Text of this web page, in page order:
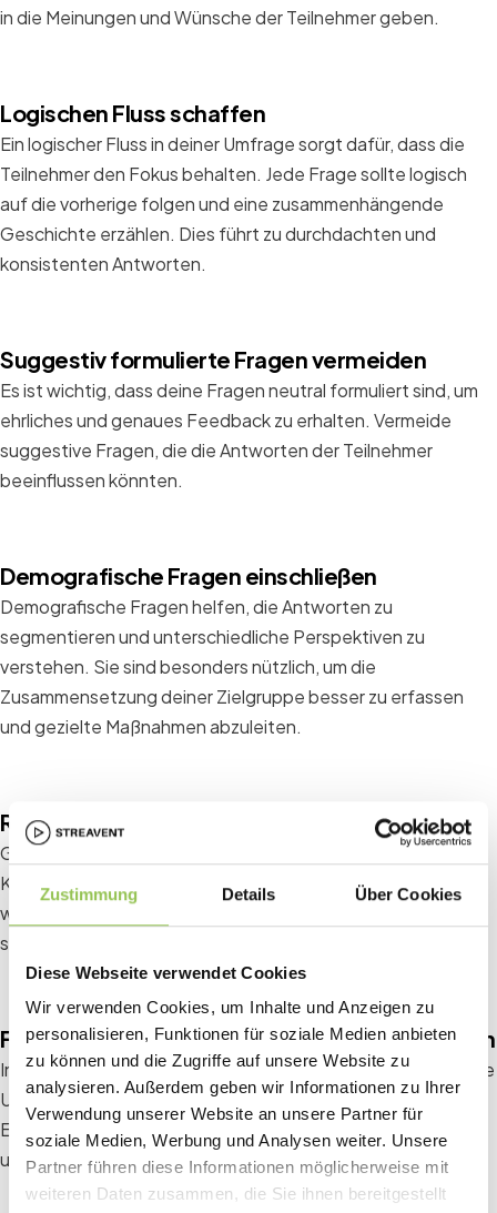
Zustimmung Details Über Cookies
Diese Webseite verwendet Cookies
Wir verwenden Cookies, um Inhalte und Anzeigen zu
personalisieren, Funktionen für soziale Medien anbieten
zu können und die Zugriffe auf unsere Website zu
analysieren. Außerdem geben wir Informationen zu Ihrer
Verwendung unserer Website an unsere Partner für
soziale Medien, Werbung und Analysen weiter. Unsere
Partner führen diese Informationen möglicherweise mit
weiteren Daten zusammen, die Sie ihnen bereitgestellt
in die Meinungen und Wünsche der Teilnehmer geben.
Logischen Fluss schaffen
Ein logischer Fluss in deiner Umfrage sorgt dafür, dass die
Teilnehmer den Fokus behalten. Jede Frage sollte logisch
auf die vorherige folgen und eine zusammenhängende
Geschichte erzählen. Dies führt zu durchdachten und
konsistenten Antworten.
Suggestiv formulierte Fragen vermeiden
Es ist wichtig, dass deine Fragen neutral formuliert sind, um
ehrliches und genaues Feedback zu erhalten. Vermeide
suggestive Fragen, die die Antworten der Teilnehmer
beeinflussen könnten.
Demografische Fragen einschließen
Demografische Fragen helfen, die Antworten zu
segmentieren und unterschiedliche Perspektiven zu
verstehen. Sie sind besonders nützlich, um die
Zusammensetzung deiner Zielgruppe besser zu erfassen
und gezielte Maßnahmen abzuleiten.
Raum für zusätzliche Kommentare lassen
Gib den Teilnehmern die Möglichkeit, zusätzliche
Kommentare abzugeben. Diese offenen Antworten können
wertvolle Ideen und Einblicke liefern, die über die
standardisierten Fragen hinausgehen.
Für Antworten auf mobilen Geräten optimieren
In der heutigen mobilen Welt ist es entscheidend, dass deine
Umfrage auf Smartphones und Tablets gut zugänglich ist.
Ein responsives Design maximiert die Anzahl der Antworten
und stellt sicher, dass die Umfrage benutzerfreundlich ist.